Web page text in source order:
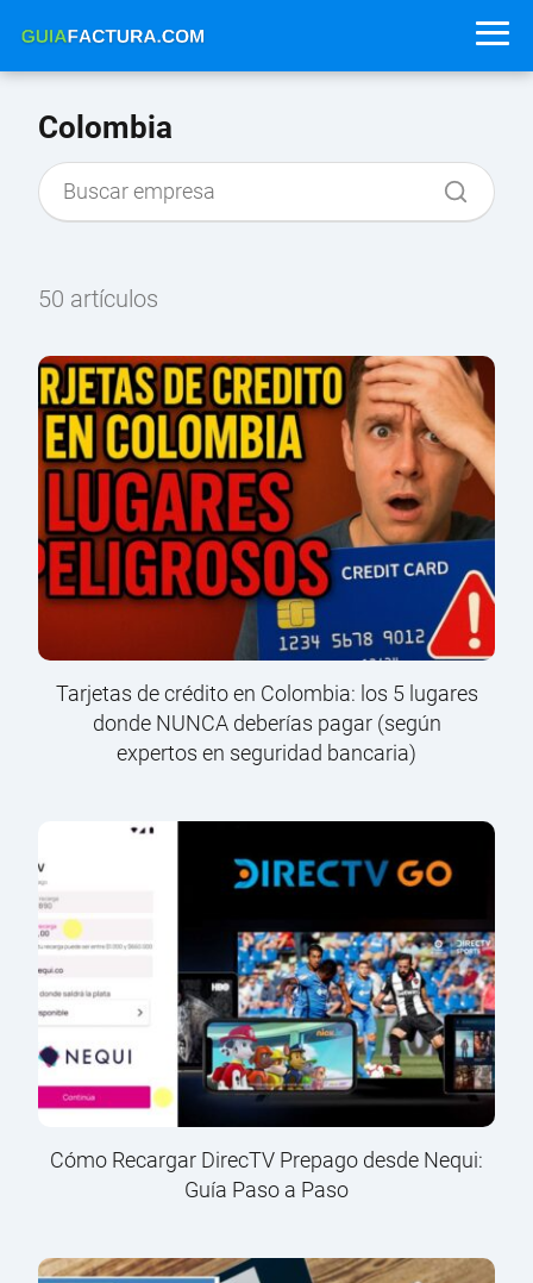
Colombia
50 artículos
Tarjetas de crédito en Colombia: los 5 lugares
donde NUNCA deberías pagar (según
expertos en seguridad bancaria)
Cómo Recargar DirecTV Prepago desde Nequi:
Guía Paso a Paso